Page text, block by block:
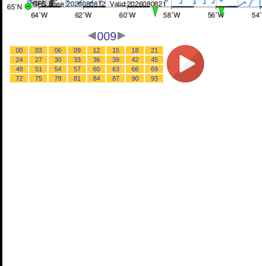
009
00 03 06 09 12 15 18
21
24
27 30 33 36 39 42
45
48
51 54 57 60 63 66
69
72
75 78 81 84 87 90 93